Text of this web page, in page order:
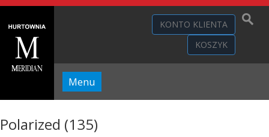
KONTO KLIENTA
KOSZYK
Menu
Polarized (135)